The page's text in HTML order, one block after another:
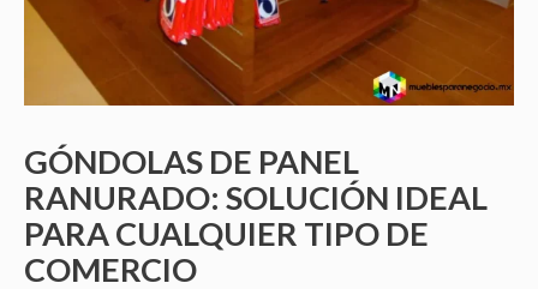
GÓNDOLAS DE PANEL
RANURADO: SOLUCIÓN IDEAL
PARA CUALQUIER TIPO DE
COMERCIO